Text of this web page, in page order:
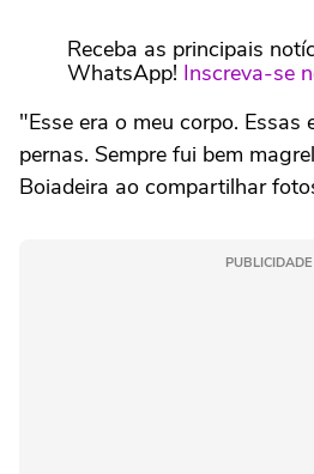
Receba as principais
WhatsApp! Inscreva-se
"Esse era o meu corpo. Essas
pernas. Sempre fui bem
Boiadeira ao compartilhar
PUBLICIDADE